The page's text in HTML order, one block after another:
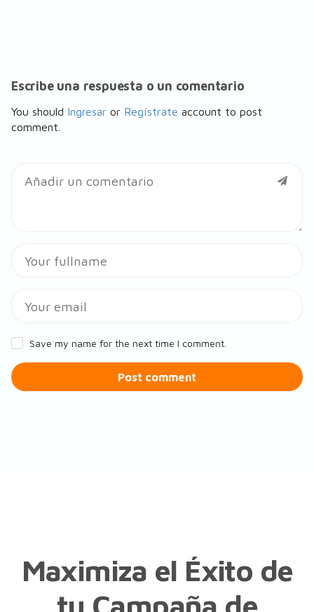
Escribe una respuesta o un comentario
You should Ingresar or Regístrate account to post
comment.
Save my name for the next time I comment.
Post comment
Maximiza el Éxito de